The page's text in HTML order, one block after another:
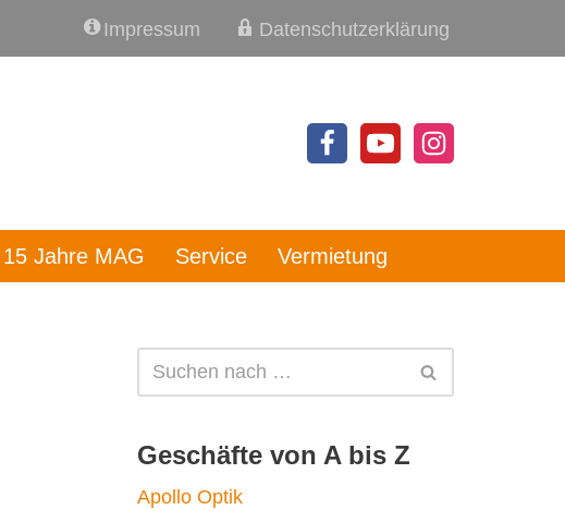
Impressum Datenschutzerklärung
15 Jahre MAG Service Vermietung
Geschäfte von A bis Z
Apollo Optik